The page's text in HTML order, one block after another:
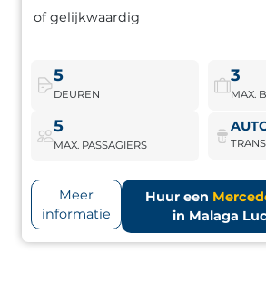
of gelijkwaardig
5
DEUREN
3
MAX.
5
MAX. PASSAGIERS
Meer
informatie
Huur een
in Malaga
Premium SUV met uitstekende
Mercedes GLC Auto.